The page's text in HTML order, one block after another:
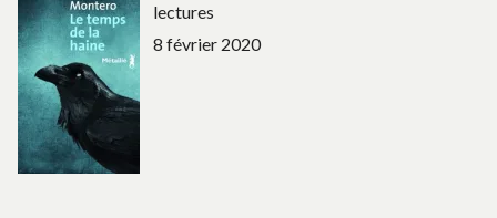
lectures
8 février 2020